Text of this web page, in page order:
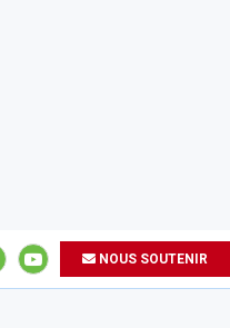
NOUS SOUTENIR